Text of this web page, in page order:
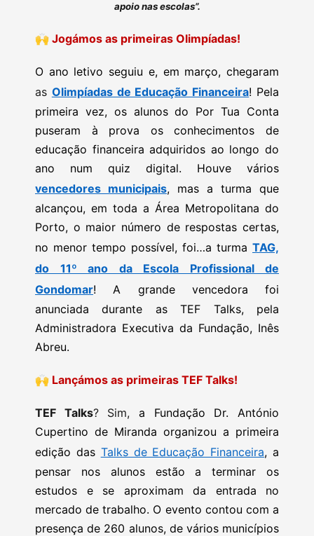
apoio nas escolas”.
🙌 Jogámos as primeiras Olimpíadas!
O ano letivo seguiu e, em março, chegaram
as Olimpíadas de Educação Financeira! Pela
primeira vez, os alunos do Por Tua Conta
puseram à prova os conhecimentos de
educação financeira adquiridos ao longo do
ano num quiz digital. Houve vários
vencedores municipais, mas a turma que
alcançou, em toda a Área Metropolitana do
Porto, o maior número de respostas certas,
no menor tempo possível, foi…a turma TAG,
do 11º ano da Escola Profissional de
Gondomar! A grande vencedora foi
anunciada durante as TEF Talks, pela
Administradora Executiva da Fundação, Inês
Abreu.
🙌 Lançámos as primeiras TEF Talks!
TEF Talks? Sim,a Fundação Dr. António
Cupertino de Miranda organizou a primeira
edição das Talks de Educação Financeira, a
pensar nos alunos estão a terminar os
estudos e se aproximam da entrada no
mercado de trabalho. O evento contou com a
presença de 260 alunos, de vários municípios